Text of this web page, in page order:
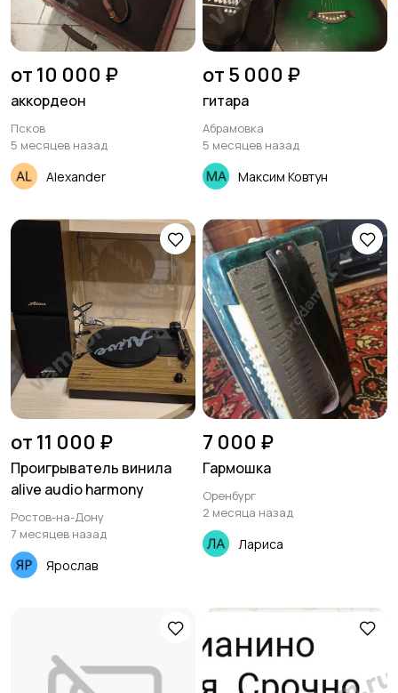
от 10 000 ₽
аккордеон
Псков
5 месяцев назад
Alexander
от 5 000 ₽
гитара
Абрамовка
5 месяцев назад
Максим Ковтун
от 11 000 ₽
Проигрыватель винила
alive audio harmony
Ростов-на-Дону
7 месяцев назад
Ярослав
7 000 ₽
Гармошка
Оренбург
2 месяца назад
Лариса